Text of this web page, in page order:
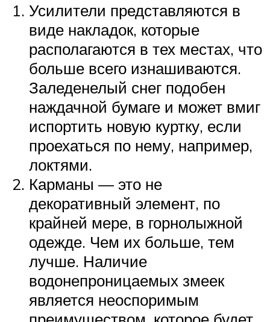
Усилители представляются в
виде накладок, которые
располагаются в тех местах, что
больше всего изнашиваются.
Заледенелый снег подобен
наждачной бумаге и может вмиг
испортить новую куртку, если
проехаться по нему, например,
локтями.
Карманы — это не
декоративный элемент, по
крайней мере, в горнолыжной
одежде. Чем их больше, тем
лучше. Наличие
водонепроницаемых змеек
является неоспоримым